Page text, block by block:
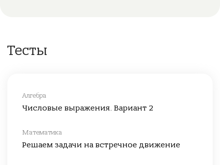
Тесты
Алгебра
Числовые выражения. Вариант 2
Математика
Решаем задачи на встречное движение